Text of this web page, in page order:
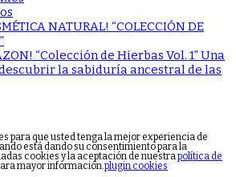
NATURAL! “COLECCIÓN DE
“Colección de Hierbas Vol. 1” Una
la sabiduría ancestral de las
para que usted tenga la mejor experiencia de
está dando su consentimiento para la
cookies y la aceptación de nuestrapolítica de
mayor información.plugin cookies